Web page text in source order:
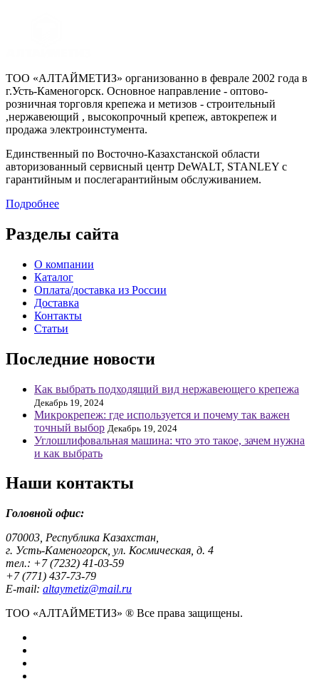
ТОО «АЛТАЙМЕТИЗ» организованно в феврале 2002 года в
г.Усть-Каменогорск. Основное направление - оптово-
розничная торговля крепежа и метизов - строительный
,нержавеющий , высокопрочный крепеж, автокрепеж и
продажа электроинстумента.
Единственный по Восточно-Казахстанской области
авторизованный сервисный центр DeWALT, STANLEY с
гарантийным и послегарантийным обслуживанием.
Подробнее
Разделы сайта
О компании
Каталог
Оплата/доставка из России
Доставка
Контакты
Статьи
Последние новости
Как выбрать подходящий вид нержавеющего крепежа
Декабрь 19, 2024
Микрокрепеж: где используется и почему так важен
точный выбор Декабрь 19, 2024
Углошлифовальная машина: что это такое, зачем нужна
и как выбрать
Наши контакты
Головной офис:
070003, Республика Казахстан,
г. Усть-Каменогорск, ул. Космическая, д. 4
тел.: +7 (7232) 41-03-59
+7 (771) 437-73-79
E-mail: altaymetiz@mail.ru
ТОО «АЛТАЙМЕТИЗ» ® Все права защищены.